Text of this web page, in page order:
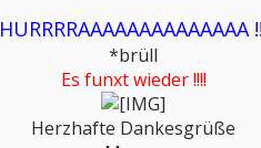
HURRRRAAAAAAAAAAAAAA
*brüll
Es funxt wieder !!!!
Herzhafte Dankesgrüße